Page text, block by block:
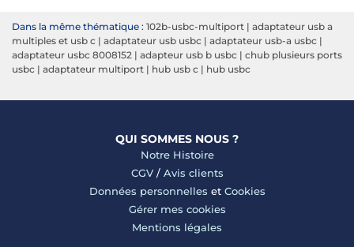
Dans la même thématique : 102b-usbc-multiport | adaptateur usb a
multiples et usb c | adaptateur usb usbc | adaptateur usb-a usbc |
adaptateur usbc 8008152 | adapteur usb b usbc | chub plusieurs ports
usbc | adaptateur multiport | hub usb c | hub usbc
QUI SOMMES NOUS ?
Notre Histoire
CGV/ Avis clients
Données personnelles et Cookies
Gérer mes cookies
Mentions légales